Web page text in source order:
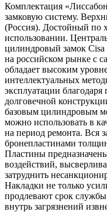
Комплектация
замковую систему.
(Россия). Достойный по
использовании.
цилиндровый замок Cisa
на российском рынке с
обладает высоким
интеллектуальных
эксплуатации
долговечной
базовым цилиндровым
можно использовать в
на период ремонта. Вся
бронепластинами
Пластины
воздействий,
затруднить
Накладки не только
продлевают срок
внутрь загрязнений